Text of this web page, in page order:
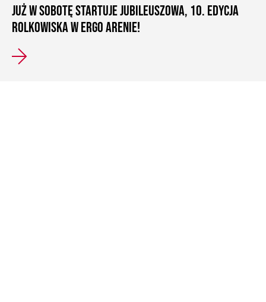
JUŻ W SOBOTĘ STARTUJE JUBILEUSZOWA, 10. EDYCJA
ROLKOWISKA W ERGO ARENIE!